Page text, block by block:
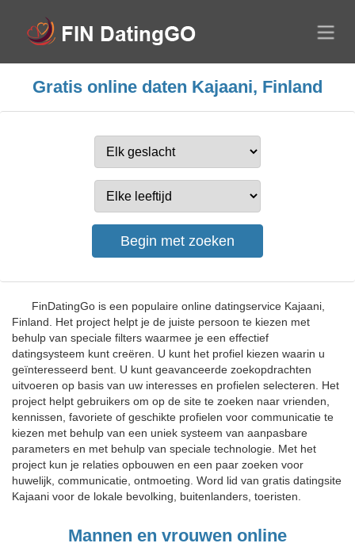
Gratis online daten Kajaani, Finland
FinDatingGo is een populaire online datingservice Kajaani,
Finland. Het project helpt je de juiste persoon te kiezen met
behulp van speciale filters waarmee je een effectief
datingsysteem kunt creëren. U kunt het profiel kiezen waarin u
geïnteresseerd bent. U kunt geavanceerde zoekopdrachten
uitvoeren op basis van uw interesses en profielen selecteren. Het
project helpt gebruikers om op de site te zoeken naar vrienden,
kennissen, favoriete of geschikte profielen voor communicatie te
kiezen met behulp van een uniek systeem van aanpasbare
parameters en met behulp van speciale technologie. Met het
project kun je relaties opbouwen en een paar zoeken voor
huwelijk, communicatie, ontmoeting. Word lid van gratis datingsite
Kajaani voor de lokale bevolking, buitenlanders, toeristen.
Mannen en vrouwen online